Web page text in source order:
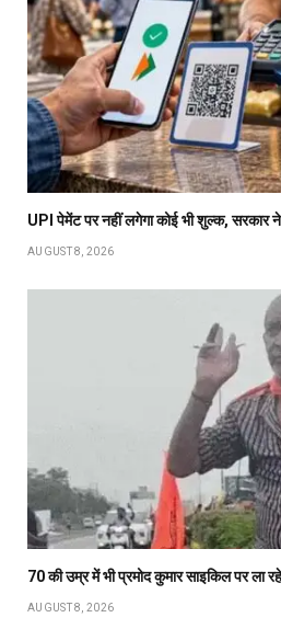
UPI पेमेंट पर नहीं लगेगा कोई भी शुल्क, सरकार ने
AUGUST 8, 2026
70 की उम्र में भी प्रमोद कुमार साइकिल पर ला
AUGUST 8, 2026